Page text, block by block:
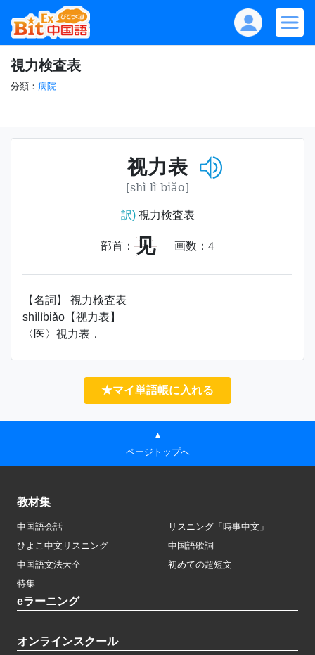
視力検査表
分類： 病院
视力表
[shì lì biǎo]
訳)視力検査表
部首： 见 画数： 4
【名詞】 視力検査表
shìlìbiǎo【视力表】
〈医〉視力表．
★マイ単語帳に入れる
▲
ページトップへ
教材集
中国語会話
リスニング「時事中文」
ひよこ中文リスニング
中国語歌詞
中国語文法大全
初めての超短文
特集
eラーニング
オンラインスクール